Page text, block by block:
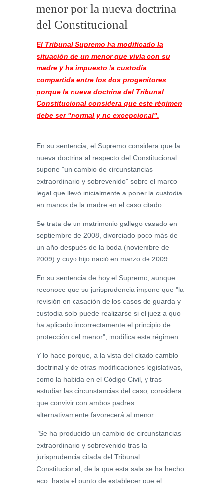
menor por la nueva doctrina
del Constitucional
El Tribunal Supremo ha modificado la
situación de un menor que vivía con su
madre y ha impuesto la custodia
compartida entre los dos progenitores
porque la nueva doctrina del Tribunal
Constitucional considera que este régimen
debe ser "normal y no excepcional".
En su sentencia, el Supremo considera que la
nueva doctrina al respecto del Constitucional
supone "un cambio de circunstancias
extraordinario y sobrevenido" sobre el marco
legal que llevó inicialmente a poner la custodia
en manos de la madre en el caso citado.
Se trata de un matrimonio gallego casado en
septiembre de 2008, divorciado poco más de
un año después de la boda (noviembre de
2009) y cuyo hijo nació en marzo de 2009.
En su sentencia de hoy el Supremo, aunque
reconoce que su jurisprudencia impone que "la
revisión en casación de los casos de guarda y
custodia solo puede realizarse si el juez a quo
ha aplicado incorrectamente el principio de
protección del menor", modifica este régimen.
Y lo hace porque, a la vista del citado cambio
doctrinal y de otras modificaciones legislativas,
como la habida en el Código Civil, y tras
estudiar las circunstancias del caso, considera
que convivir con ambos padres
alternativamente favorecerá al menor.
"Se ha producido un cambio de circunstancias
extraordinario y sobrevenido tras la
jurisprudencia citada del Tribunal
Constitucional, de la que esta sala se ha hecho
eco, hasta el punto de establecer que el